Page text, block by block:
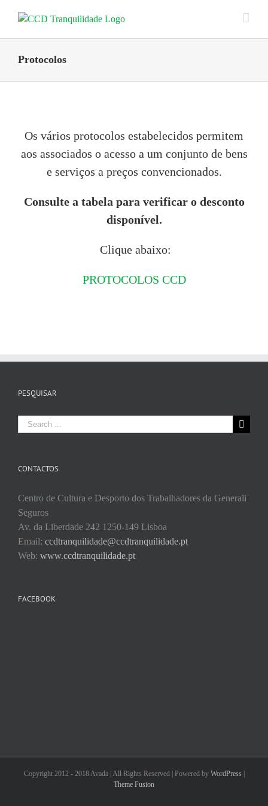
Protocolos
Os vários protocolos estabelecidos permitem
aos associados o acesso a um conjunto de bens
e serviços a preços convencionados.
Consulte a tabela para verificar o desconto
disponível.
Clique abaixo:
PROTOCOLOS CCD
PESQUISAR
Search
for:
CONTACTOS
Centro de Cultura e Desporto dos Trabalhadores da Generali
Seguros
Av. da Liberdade 242 1250-149 Lisboa
Email: ccdtranquilidade@ccdtranquilidade.pt
Web: www.ccdtranquilidade.pt
FACEBOOK
Copyright 2012 - 2018 Avada | All Rights Reserved | Powered by WordPress|
Theme Fusion